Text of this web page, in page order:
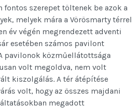
fontos szerepet töltenek be azok a
melyek mára a Vörösmarty térrel
év végén megrendezett adventi
esetében számos pavilont
pavilonok közműellátottsága
volt megoldva, nem volt
kiszolgálás. A tér átépítése
volt, hogy az összes majdani
megadott